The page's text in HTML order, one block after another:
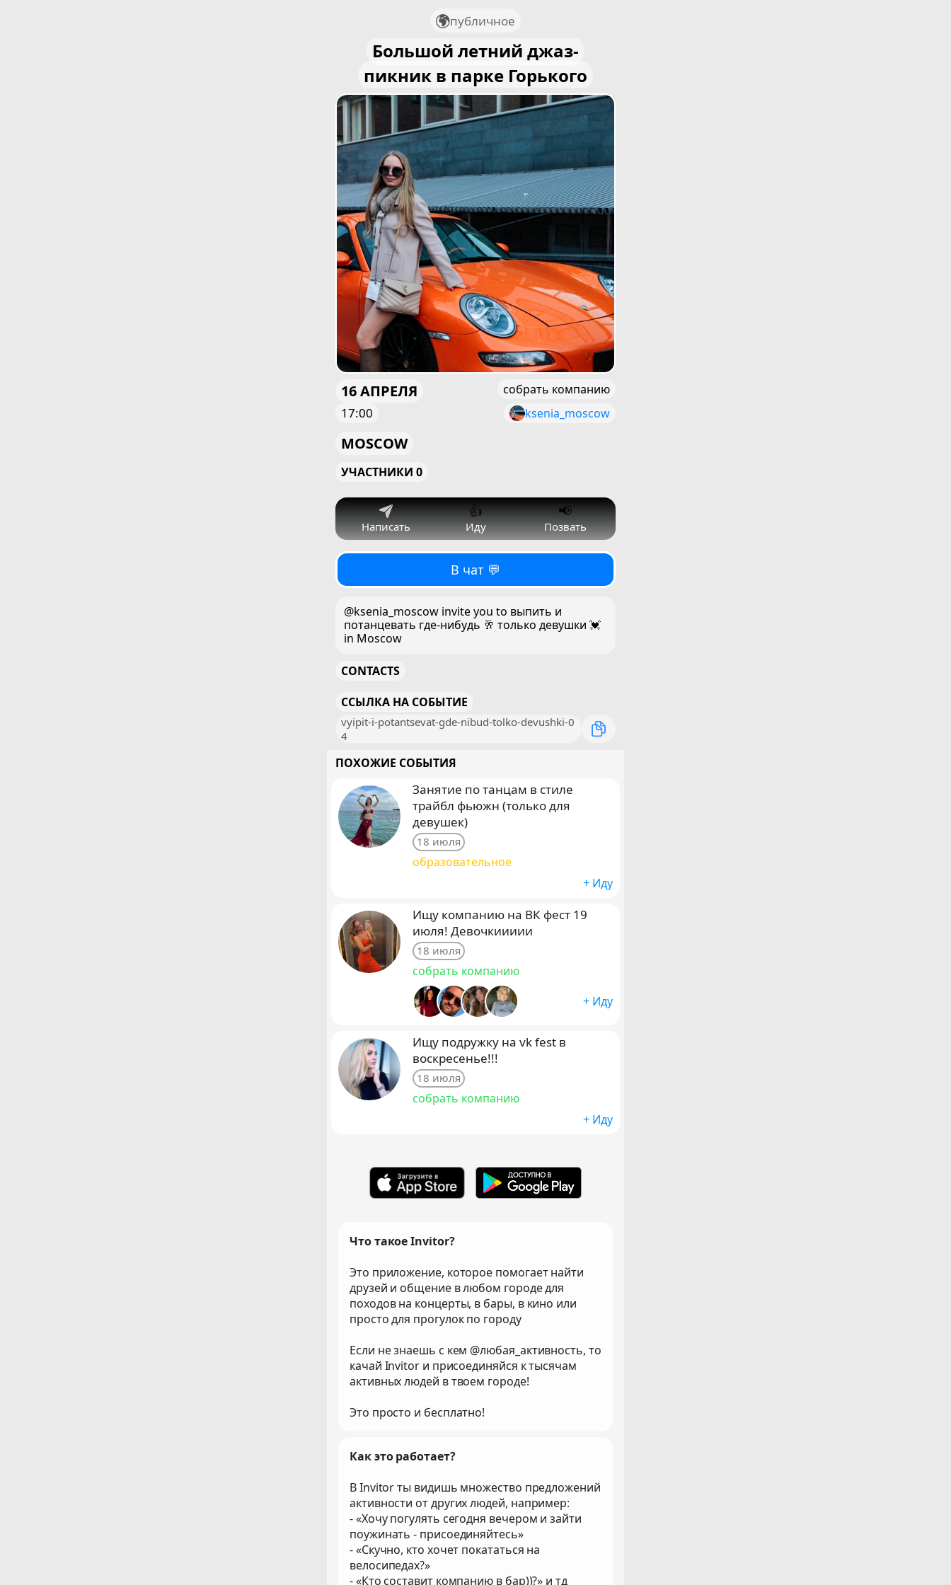
публичное
Большой летний джаз-
пикник в парке Горького
16 АПРЕЛЯ
17:00
собрать компанию
ksenia_moscow
MOSCOW
УЧАСТНИКИ 0
Написать
👍
Иду
📢
Позвать
В чат 💬
@ksenia_moscow invite you to выпить и
потанцевать где-нибудь 🥂 только девушки 💓
in Moscow
CONTACTS
ССЫЛКА НА СОБЫТИЕ
vyipit-i-potantsevat-gde-nibud-tolko-devushki-0
4
ПОХОЖИЕ СОБЫТИЯ
Занятие по танцам в стиле
трайбл фьюжн (только для
девушек)
18 июля
образовательное
+ Иду
Ищу компанию на ВК фест 19
июля! Девочкиииии
18 июля
собрать компанию
+ Иду
Ищу подружку на vk fest в
воскресенье!!!
18 июля
собрать компанию
+ Иду
Что такое Invitor?
Это приложение, которое помогает найти
друзей и общение в любом городе для
походов на концерты, в бары, в кино или
просто для прогулок по городу
Если не знаешь с кем @любая_активность, то
качай Invitor и присоединяйся к тысячам
активных людей в твоем городе!
Это просто и бесплатно!
Как это работает?
В Invitor ты видишь множество предложений
активности от других людей, например:
- «Хочу погулять сегодня вечером и зайти
поужинать - присоединяйтесь»
- «Скучно, кто хочет покататься на
велосипедах?»
- «Кто составит компанию в бар))?» и тд